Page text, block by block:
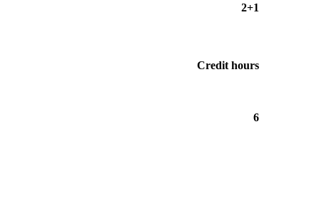
2+1
Credit hours
6